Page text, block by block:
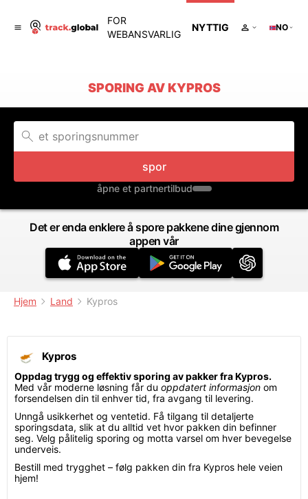
FOR
WEBANSVARLIG
NYTTIG NO
SPORING AV KYPROS
spor
åpne et partnertilbud
Det er enda enklere å spore pakkene dine gjennom
appen vår
Hjem Land Kypros
Kypros
Oppdag trygg og effektiv sporing av pakker fra Kypros.
Med vår moderne løsning får du oppdatert informasjon om
forsendelsen din til enhver tid, fra avgang til levering.
Unngå usikkerhet og ventetid. Få tilgang til detaljerte
sporingsdata, slik at du alltid vet hvor pakken din befinner
seg. Velg pålitelig sporing og motta varsel om hver bevegelse
underveis.
Bestill med trygghet – følg pakken din fra Kypros hele veien
hjem!